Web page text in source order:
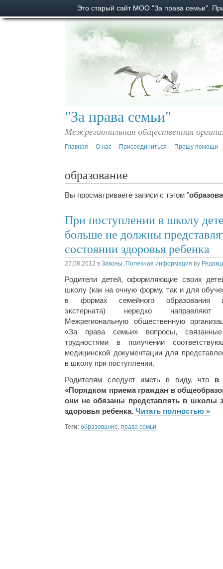
Это старый сайт МОО "За права семьи".
"За права семьи"
Межрегиональная общественная
Главная О нас Присоединиться Прошу помощи
образование
Вы просматриваете записи с тэгом "
При поступлении в школу
больше не должны
состоянии здоровья ребенка
27.08.2012 в Законы, Полезная информация by
Родители детей, оформляющие своих
школу (как на очную форму, так и для
в формах семейного образования
экстерната) нередко
Межрегиональную общественную
«За права семьи» вопросы,
трудностями в получении
медицинской документации для
в школу при поступлении.
Родителям следует иметь в виду, что в
«Порядком приема граждан в
они не обязаны представлять в школы
здоровья ребенка. Читать полностью »
Теги: образование, права семьи